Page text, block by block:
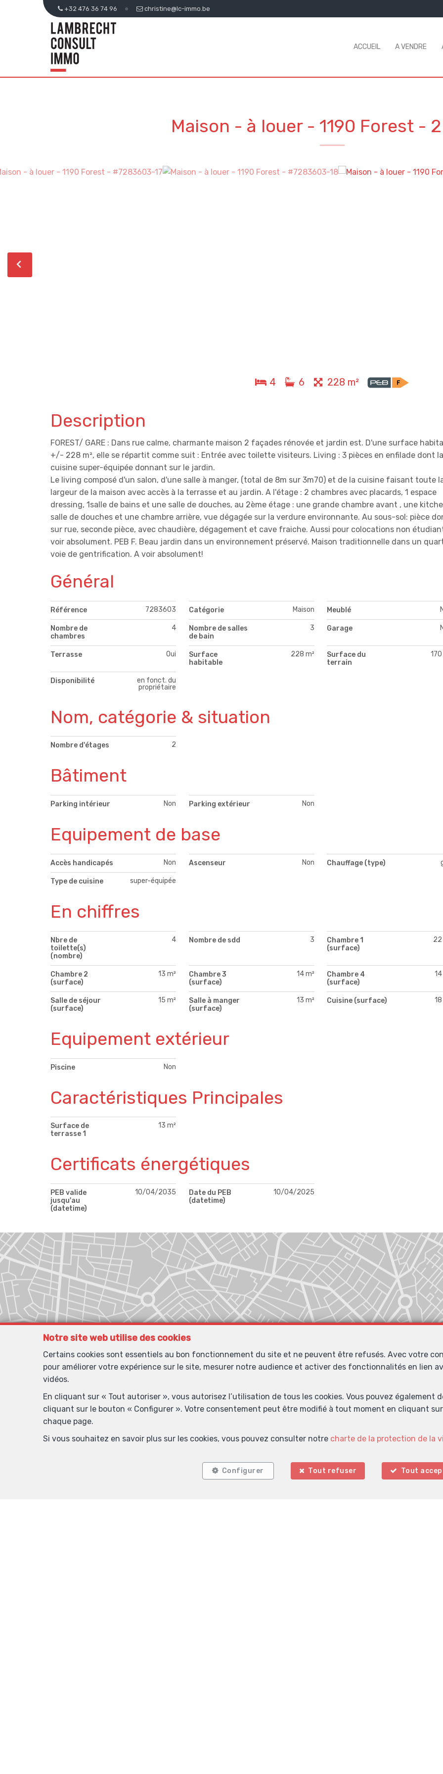
+32 476 36 74 96 christine@lc-immo.be
ACCUEIL A VENDRE
Maison - à louer - 1190 Forest -
4 6 228 m²
Description
FOREST/ GARE : Dans rue calme, charmante maison 2 façades rénovée et jardin est. D'une surface
+/- 228 m², elle se répartit comme suit : Entrée avec toilette visiteurs. Living : 3 pièces en enfilade dont la
cuisine super-équipée donnant sur le jardin.
Le living composé d'un salon, d'une salle à manger, (total de 8m sur 3m70) et de la cuisine faisant toute
largeur de la maison avec accès à la terrasse et au jardin. A l'étage : 2 chambres avec placards, 1 espace
dressing, 1salle de bains et une salle de douches, au 2ème étage : une grande chambre avant , une
salle de douches et une chambre arrière, vue dégagée sur la verdure environnante. Au sous-sol: pièce
sur rue, seconde pièce, avec chaudière, dégagement et cave fraiche. Aussi pour colocations non
voir absolument. PEB F. Beau jardin dans un environnement préservé. Maison traditionnelle dans un
voie de gentrification. A voir absolument!
Général
Référence 7283603 Catégorie Maison Meublé
Nombre de
chambres
4
Nombre de salles
de bain
3 Garage
Terrasse Oui
Surface
habitable
228 m²
Surface du
terrain
Disponibilité
en fonct. du
propriétaire
Nom, catégorie & situation
Nombre d'étages 2
Bâtiment
Parking intérieur Non Parking extérieur Non
Equipement de base
Accès handicapés Non Ascenseur Non Chauffage (type)
Type de cuisine super-équipée
En chiffres
Nbre de
toilette(s)
(nombre)
4 Nombre de sdd 3
Chambre 1
(surface)
22
Chambre 2
(surface)
13 m²
Chambre 3
(surface)
14 m²
Chambre 4
(surface)
Salle de séjour
(surface)
15 m²
Salle à manger
(surface)
13 m² Cuisine (surface)
Equipement extérieur
Piscine Non
Caractéristiques Principales
Surface de
terrasse 1
13 m²
Certificats énergétiques
PEB valide
jusqu'au
(datetime)
10/04/2035
Date du PEB
(datetime)
10/04/2025
Notre site web utilise des cookies
Certains cookies sont essentiels au bon fonctionnement du site et ne peuvent être refusés. Avec votre
pour améliorer votre expérience sur le site, mesurer notre audience et activer des fonctionnalités en lien
vidéos.
En cliquant sur « Tout autoriser », vous autorisez l’utilisation de tous les cookies. Vous pouvez également
cliquant sur le bouton « Configurer ». Votre consentement peut être modifié à tout moment en cliquant
chaque page.
Si vous souhaitez en savoir plus sur les cookies, vous pouvez consulter notre charte de la protection de la
Configurer Tout refuser Tout